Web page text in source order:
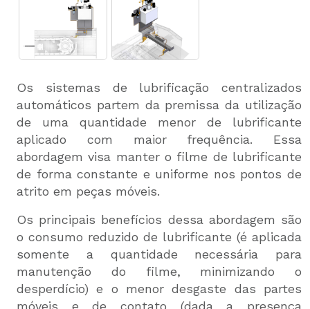
Os sistemas de lubrificação centralizados
automáticos partem da premissa da utilização
de uma quantidade menor de lubrificante
aplicado com maior frequência. Essa
abordagem visa manter o filme de lubrificante
de forma constante e uniforme nos pontos de
atrito em peças móveis.
Os principais benefícios dessa abordagem são
o consumo reduzido de lubrificante (é aplicada
somente a quantidade necessária para
manutenção do filme, minimizando o
desperdício) e o menor desgaste das partes
móveis e de contato (dada a presença